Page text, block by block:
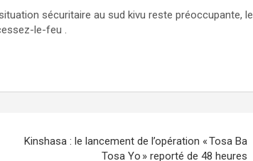
sécuritaire au sud kivu reste préoccupante, le
le-feu .
Kinshasa : le lancement de l’opération « Tosa Ba
Tosa Yo » reporté de 48 heures